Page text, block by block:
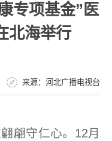
专项基金”医
北海举行
来源：河北广播电视台
翩守仁心。12月